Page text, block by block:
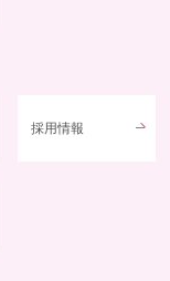
採用情報